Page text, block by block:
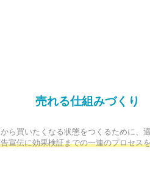
売れる仕組みづくり
ら買いたくなる状態をつくるために
宣伝に効果検証までの一連のプロセス